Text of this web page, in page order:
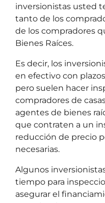
inversionistas usted
tanto de los
de los compradores
Bienes Raíces.
Es decir, los
en efectivo con
pero suelen hacer
compradores de
agentes de bienes
que contraten a un
reducción de precio
necesarias.
Algunos
tiempo para
asegurar el